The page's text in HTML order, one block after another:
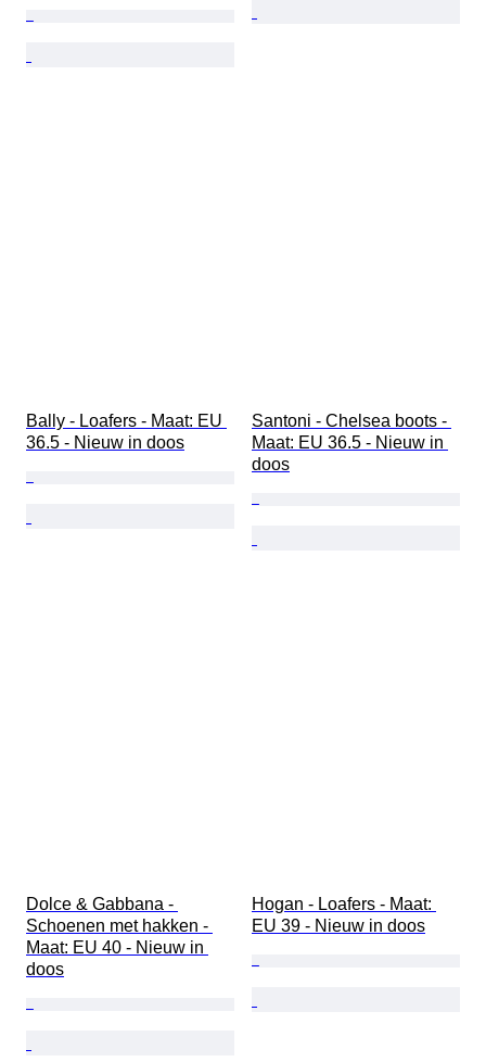
Bally - Loafers - Maat: EU
36.5 - Nieuw in doos
Santoni - Chelsea boots -
Maat: EU 36.5 - Nieuw in
doos
Dolce & Gabbana -
Schoenen met hakken -
Maat: EU 40 - Nieuw in
doos
Hogan - Loafers - Maat:
EU 39 - Nieuw in doos